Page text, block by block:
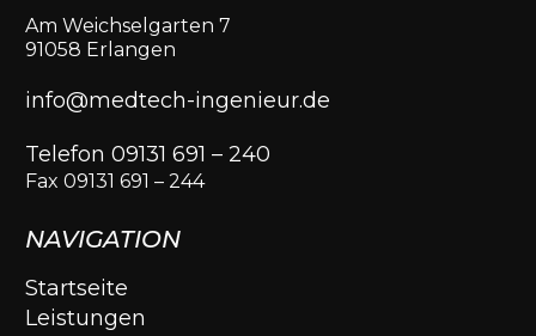
Am Weichselgarten 7
91058 Erlangen
info@medtech-ingenieur.de
Telefon 09131 691 – 240
Fax 09131 691 – 244
NAVIGATION
Startseite
Leistungen